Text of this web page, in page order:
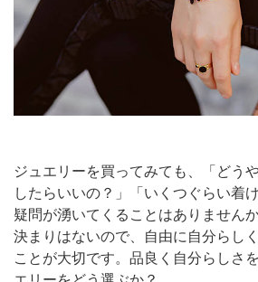
ジュエリーを買ってみても、「どう
したらいいの？」「いくつぐらい着
疑問が湧いてくることはありません
決まりはないので、自由に自分らし
ことが大切です。品良く自分らしさ